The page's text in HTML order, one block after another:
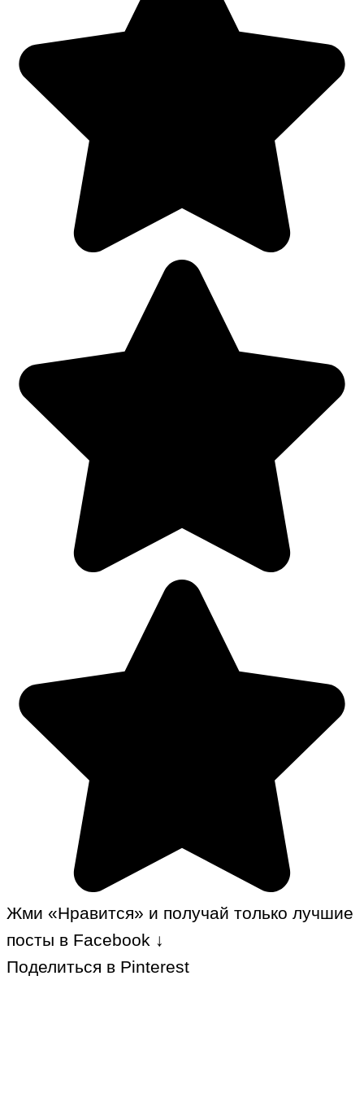
Жми «Нравится» и получай только лучшие
посты в Facebook ↓
Поделиться в Pinterest